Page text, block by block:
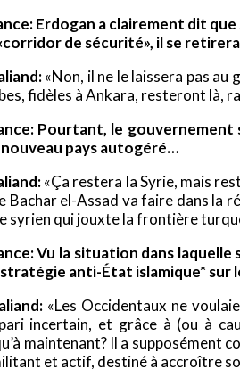
Erdogan a clairement dit
de sécurité», il se
«Non, il ne le laissera pas au
fidèles à Ankara, resteront là,
Pourtant, le
pays autogéré…
«Ça restera la Syrie, mais
Bachar el-Assad va faire dans la
syrien qui jouxte la frontière
Vu la situation dans
anti-État islamique* sur
«Les Occidentaux ne
incertain, et grâce à (ou à
maintenant? Il a supposément
et actif, destiné à accroître